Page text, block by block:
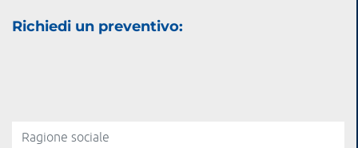
Richiedi un preventivo: